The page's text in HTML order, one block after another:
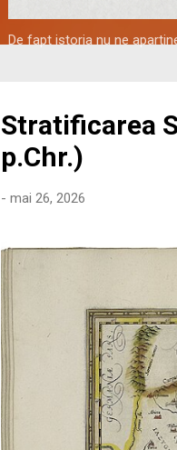
De fapt istoria nu ne
Stratificarea
p.Chr.)
- mai 26, 2026